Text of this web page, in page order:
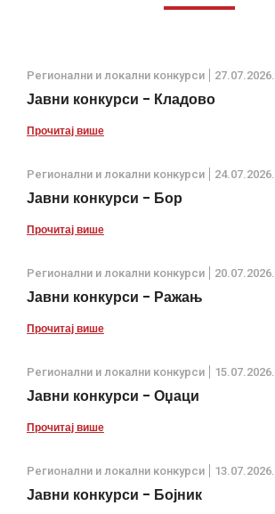
Регионални и локални конкурси 27.07.2026.
Јавни конкурси - Кладово
Прочитај више
Регионални и локални конкурси 24.07.2026.
Јавни конкурси - Бор
Прочитај више
Регионални и локални конкурси 20.07.2026.
Јавни конкурси - Ражањ
Прочитај више
Регионални и локални конкурси 15.07.2026.
Јавни конкурси - Оџаци
Прочитај више
Регионални и локални конкурси 13.07.2026.
Јавни конкурси - Бојник